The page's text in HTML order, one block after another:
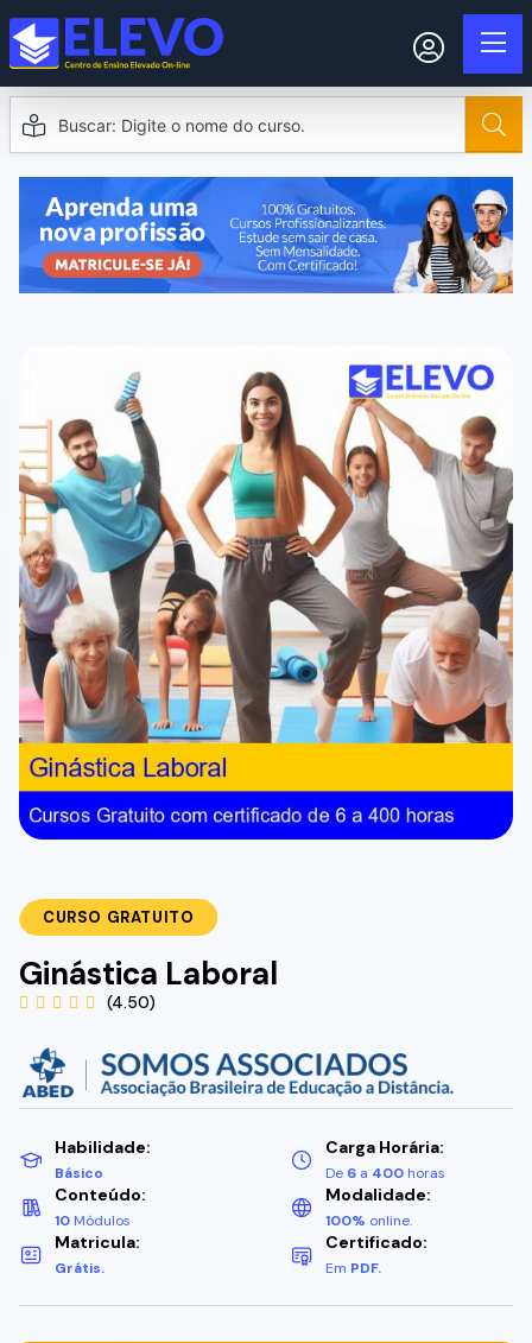
CURSO GRATUITO
Ginástica Laboral
(4.50)
Habilidade:
Básico
Carga Horária:
De 6 a 400 horas
Conteúdo:
10 Módulos
Modalidade:
100% online.
Matricula:
Grátis.
Certificado:
Em PDF.